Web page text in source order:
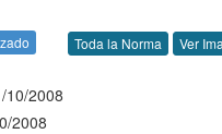
Toda la Norma Ver
10/2008
2008